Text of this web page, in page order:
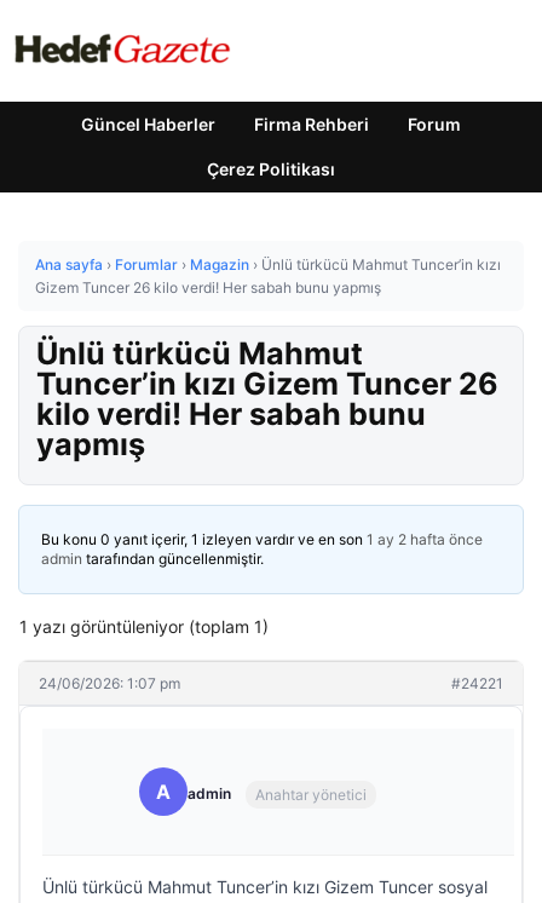
Güncel Haberler Firma Rehberi Forum
Çerez Politikası
Ana sayfa › Forumlar › Magazin › Ünlü türkücü Mahmut Tuncer’in kızı
Gizem Tuncer 26 kilo verdi! Her sabah bunu yapmış
Ünlü türkücü Mahmut
Tuncer’in kızı Gizem Tuncer 26
kilo verdi! Her sabah bunu
yapmış
Bu konu 0 yanıt içerir, 1 izleyen vardır ve en son 1 ay 2 hafta önce
admin tarafından güncellenmiştir.
1 yazı görüntüleniyor (toplam 1)
24/06/2026: 1:07 pm #24221
A admin Anahtar yönetici
Ünlü türkücü Mahmut Tuncer’in kızı Gizem Tuncer sosyal